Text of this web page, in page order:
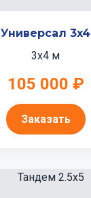
Универсал 3x4
3x4 м
105 000 ₽
Заказать